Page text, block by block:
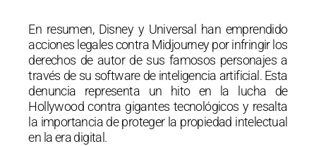
En resumen, Disney y Universal han emprendido
acciones legales contra Midjourney por infringir los
derechos de autor de sus famosos personajes a
través de su software de inteligencia artificial. Esta
denuncia representa un hito en la lucha de
Hollywood contra gigantes tecnológicos y resalta
la importancia de proteger la propiedad intelectual
en la era digital.